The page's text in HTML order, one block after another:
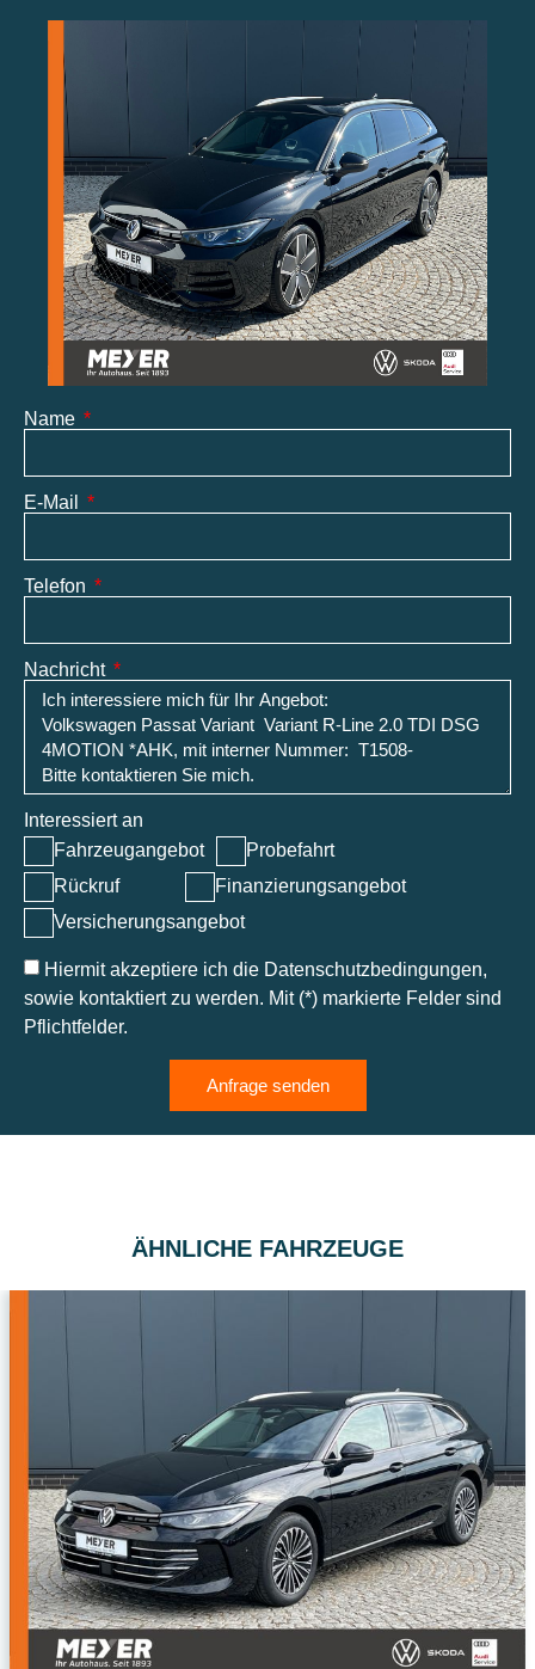
Name
E-Mail
Telefon
Nachricht
Interessiert an
Fahrzeugangebot
Probefahrt
Rückruf
Finanzierungsangebot
Versicherungsangebot
Hiermit akzeptiere ich die Datenschutzbedingungen,
sowie kontaktiert zu werden. Mit (*) markierte Felder sind
Pflichtfelder.
Anfrage senden
ÄHNLICHE FAHRZEUGE